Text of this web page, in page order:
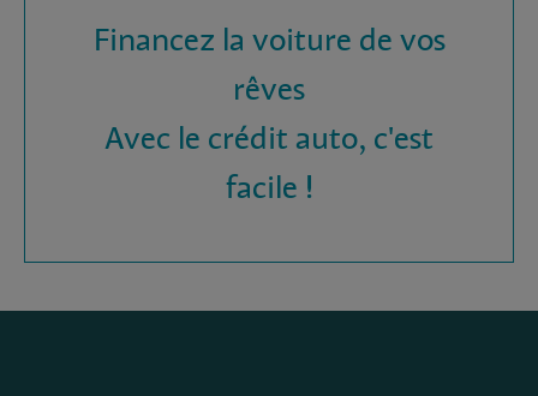
Financez la voiture de vos
rêves
Avec le crédit auto, c'est
facile !